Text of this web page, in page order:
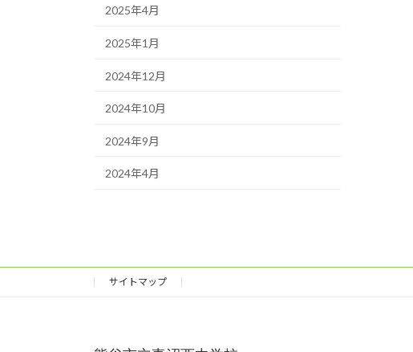
2025年4月
2025年1月
2024年12月
2024年10月
2024年9月
2024年4月
サイトマップ